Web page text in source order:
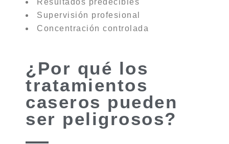
Resultados predecibles
Supervisión profesional
Concentración controlada
¿Por qué los
tratamientos
caseros pueden
ser peligrosos?